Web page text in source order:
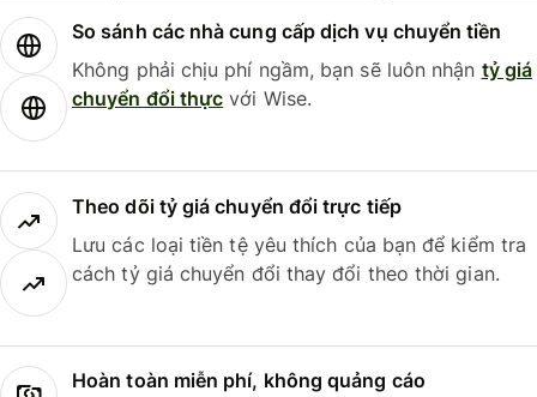
So sánh các nhà cung cấp dịch vụ chuyển tiền
Không phải chịu phí ngầm, bạn sẽ luôn nhận tỷ giá
chuyển đổi thực với Wise.
Theo dõi tỷ giá chuyển đổi trực tiếp
Lưu các loại tiền tệ yêu thích của bạn để kiểm tra
cách tỷ giá chuyển đổi thay đổi theo thời gian.
Hoàn toàn miễn phí, không quảng cáo